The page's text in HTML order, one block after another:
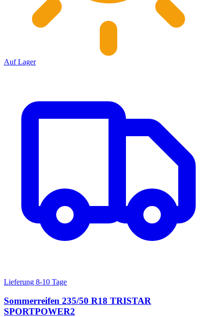
Auf Lager
Lieferung 8-10 Tage
Sommerreifen 235/50 R18 TRISTAR
SPORTPOWER2